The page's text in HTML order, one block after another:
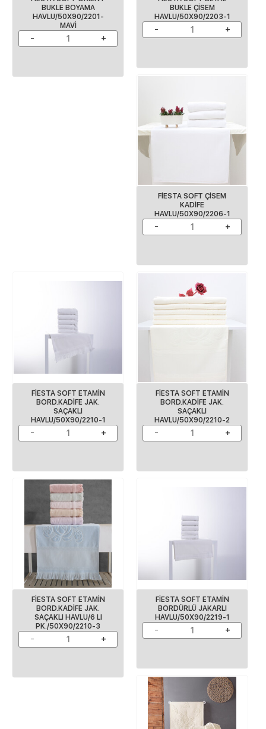
BUKLE BOYAMA
HAVLU/50X90/2201-
MAVI
BUKLE ÇİSEM
HAVLU/50X90/2203-1
FİESTA SOFT ÇİSEM
KADİFE
HAVLU/50X90/2206-1
FİESTA SOFT ETAMİN
BORD.KADİFE JAK.
SAÇAKLI
HAVLU/50X90/2210-1
FİESTA SOFT ETAMİN
BORD.KADİFE JAK.
SAÇAKLI
HAVLU/50X90/2210-2
FİESTA SOFT ETAMİN
BORD.KADİFE JAK.
SAÇAKLI HAVLU/6 LI
PK./50X90/2210-3
FİESTA SOFT ETAMİN
BORDÜRLÜ JAKARLI
HAVLU/50X90/2219-1